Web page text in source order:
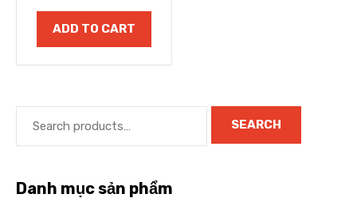
ADD TO CART
SEARCH
Danh mục sản phẩm